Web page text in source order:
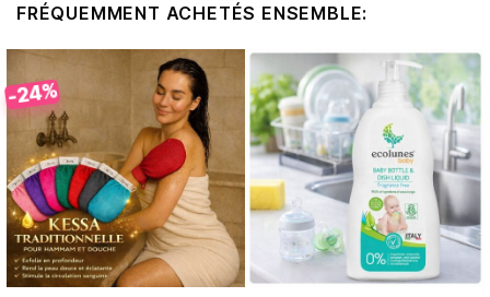
FRÉQUEMMENT ACHETÉS ENSEMBLE:
-24%